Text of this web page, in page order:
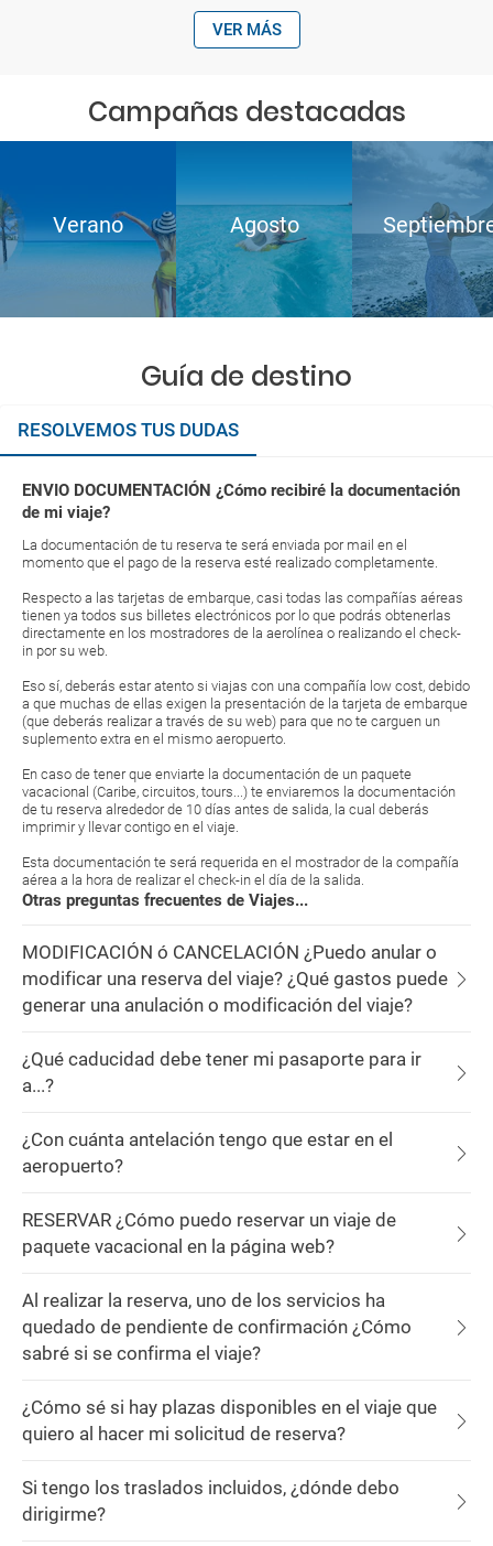
VER MÁS
Campañas destacadas
Verano Agosto
Guía de destino
RESOLVEMOS TUS DUDAS
ENVIO DOCUMENTACIÓN ¿Cómo recibiré la documentación
de mi viaje?
La documentación de tu reserva te será enviada por mail en el
momento que el pago de la reserva esté realizado completamente.
Respecto a las tarjetas de embarque, casi todas las compañías aéreas
tienen ya todos sus billetes electrónicos por lo que podrás obtenerlas
directamente en los mostradores de la aerolínea o realizando el check-
in por su web.
Eso sí, deberás estar atento si viajas con una compañía low cost, debido
a que muchas de ellas exigen la presentación de la tarjeta de embarque
(que deberás realizar a través de su web) para que no te carguen un
suplemento extra en el mismo aeropuerto.
En caso de tener que enviarte la documentación de un paquete
vacacional (Caribe, circuitos, tours...) te enviaremos la documentación
de tu reserva alrededor de 10 días antes de salida, la cual deberás
imprimir y llevar contigo en el viaje.
Esta documentación te será requerida en el mostrador de la compañía
aérea a la hora de realizar el check-in el día de la salida.
Otras preguntas frecuentes de Viajes...
MODIFICACIÓN ó CANCELACIÓN ¿Puedo anular o
modificar una reserva del viaje? ¿Qué gastos puede
generar una anulación o modificación del viaje?
¿Qué caducidad debe tener mi pasaporte para ir
a...?
¿Con cuánta antelación tengo que estar en el
aeropuerto?
RESERVAR ¿Cómo puedo reservar un viaje de
paquete vacacional en la página web?
Al realizar la reserva, uno de los servicios ha
quedado de pendiente de confirmación ¿Cómo
sabré si se confirma el viaje?
¿Cómo sé si hay plazas disponibles en el viaje que
quiero al hacer mi solicitud de reserva?
Si tengo los traslados incluidos, ¿dónde debo
dirigirme?